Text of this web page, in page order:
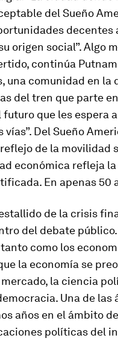
del Sueño
decentes
origen social”. Algo
continúa
una comunidad en la
del tren que parte
que les espera
vías”. Del Sueño
de la movilidad
económica refleja
En apenas 50
de la crisis
del debate
como los
la economía se
la ciencia
Una de las
años en el ámbito
políticas del